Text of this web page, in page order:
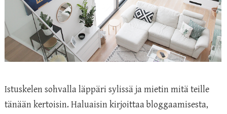
Istuskelen sohvalla läppäri sylissä ja mietin mitä teille
tänään kertoisin. Haluaisin kirjoittaa bloggaamisesta,